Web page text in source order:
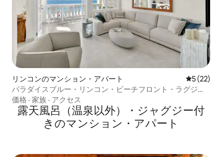
リンコンのマンション・アパート レビュー
5 (22)
パラダイスブルー・リンコン・ビーチフロント・ラグジュ
アリーエスケープ
価格 · 家族 · アクセス
露天風呂（温泉以外）・ジャグジー付
きのマンション・アパート